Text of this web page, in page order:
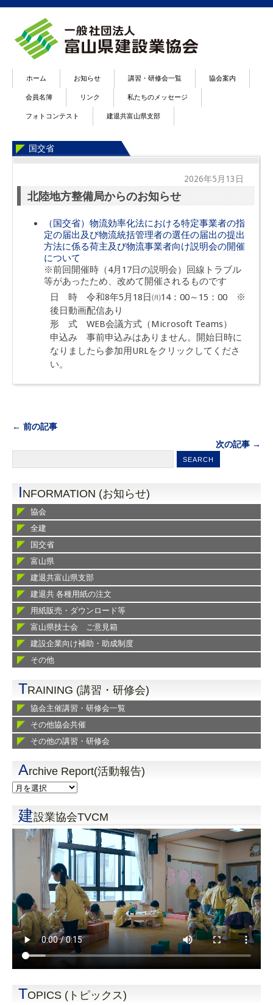
ホーム お知らせ 講習・研修会一覧 協会案内
会員名簿 リンク 私たちのメッセージ
フォトコンテスト 建退共富山県支部
国交省
2026年5月13日
北陸地方整備局からのお知らせ
（国交省）物流効率化法における特定事業者の指
定の届出及び物流統括管理者の選任の届出の提出
方法に係る荷主及び物流事業者向け説明会の開催
について
※前回開催時（4月17日の説明会）回線トラブル
等があったため、改めて開催されるものです
日 時 令和8年5月18日㈪14：00～15：00 ※
後日動画配信あり
形 式 WEB会議方式（Microsoft Teams）
申込み 事前申込みはありません。開始日時に
なりましたら参加用URLをクリックしてくださ
い。
← 前の記事
次の記事 →
INFORMATION (お知らせ)
協会
全建
国交省
富山県
建退共富山県支部
建退共 各種用紙の注文
用紙販売・ダウンロード等
富山県技士会 ご意見箱
建設企業向け補助・助成制度
その他
TRAINING (講習・研修会)
協会主催講習・研修会一覧
その他協会共催
その他の講習・研修会
Archive Report(活動報告)
建設業協会TVCM
TOPICS (トピックス)